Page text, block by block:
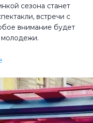
сезона станет
встречи с
внимание будет